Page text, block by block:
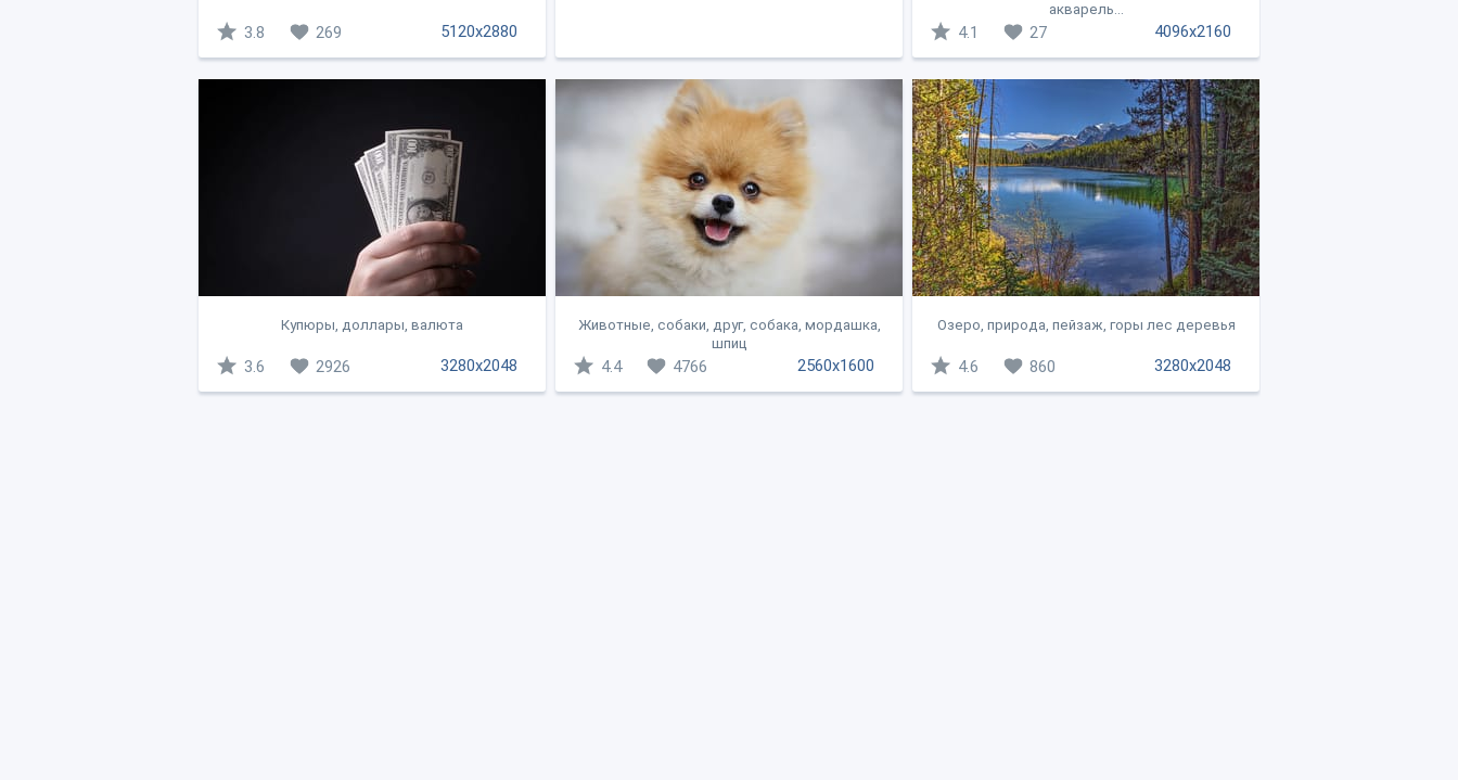
5120x2880
3.8 269
акварель...
4096x2160
4.1 27
Купюры, доллары, валюта
3280x2048
3.6 2926
Животные, собаки, друг, собака, мордашка,
шпиц
2560x1600
4.4 4766
Озеро, природа, пейзаж, горы лес деревья
3280x2048
4.6 860